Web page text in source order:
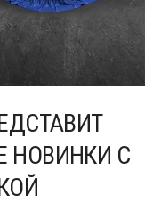
НОВИНКИ С